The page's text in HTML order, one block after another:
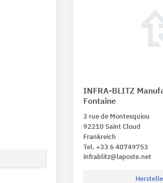
INFRA-BLITZ
Fontaine
3 rue de Montesquiou
92210 Saint Cloud
Frankreich
Tel. +33 6 40749753
infrablitz@laposte.net